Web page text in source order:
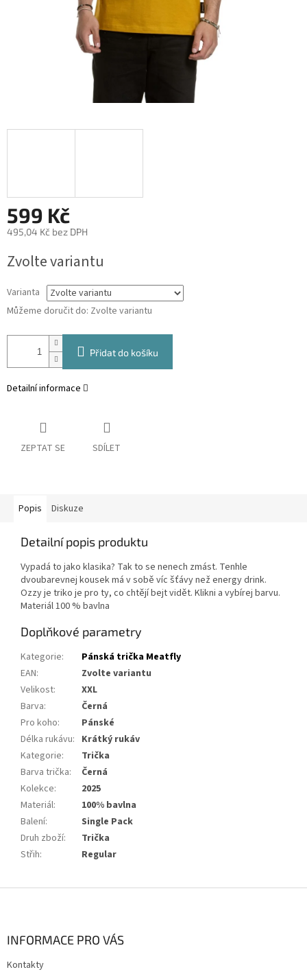
599 Kč
495,04 Kč bez DPH
cena:
Zvolte variantu
Varianta
Můžeme doručit do: Zvolte variantu
Přidat do košíku
Detailní informace
ZEPTAT SE SDÍLET
Popis Diskuze
Detailní popis produktu
Vypadá to jako klasika? Tak to se nenech zmást. Tenhle
dvoubarevnej kousek má v sobě víc šťávy než energy drink.
Ozzy je triko je pro ty, co chtějí bejt vidět. Klikni a vybírej barvu.
Materiál 100 % bavlna
Doplňkové parametry
Kategorie:
Pánská trička Meatfly
EAN:
Zvolte variantu
Velikost:
XXL
Barva:
Černá
Pro koho:
Pánské
Délka rukávu: Krátký rukáv
Kategorie:
Trička
Barva trička:
Černá
Kolekce:
2025
Materiál:
100% bavlna
Balení:
Single Pack
Druh zboží:
Trička
Střih: Regular
INFORMACE PRO VÁS
Kontakty